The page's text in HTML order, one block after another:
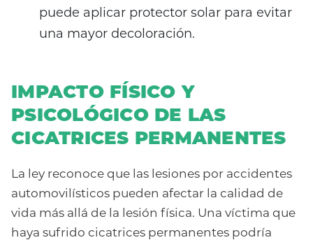
puede aplicar protector solar para evitar
una mayor decoloración.
IMPACTO FÍSICO Y
PSICOLÓGICO DE LAS
CICATRICES PERMANENTES
La ley reconoce que las lesiones por accidentes
automovilísticos pueden afectar la calidad de
vida más allá de la lesión física. Una víctima que
haya sufrido cicatrices permanentes podría